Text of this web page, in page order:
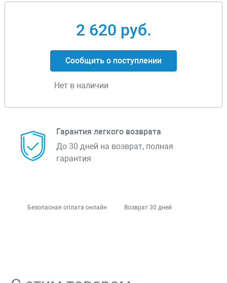
2 620 руб.
Сообщить о поступлении
Нет в наличии
Гарантия легкого возврата
До 30 дней на возврат, полная
гарантия
Безопасная оплата онлайн Возврат 30 дней